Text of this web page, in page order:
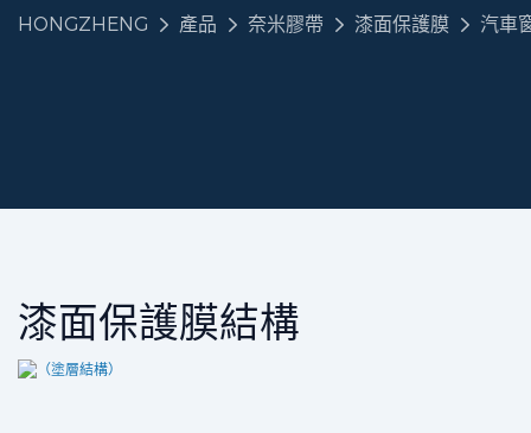
HONGZHENG 產品 奈米膠帶 漆面保護膜 汽車
漆面保護膜結構